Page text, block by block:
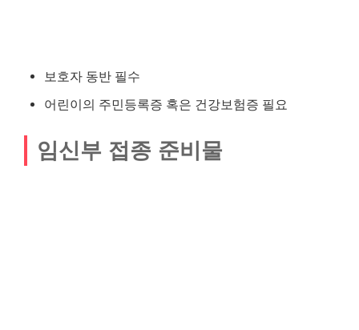
보호자 동반 필수
어린이의 주민등록증 혹은 건강보험증 필요
임신부 접종 준비물